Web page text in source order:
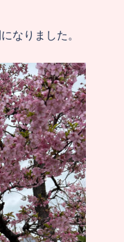
なりました。